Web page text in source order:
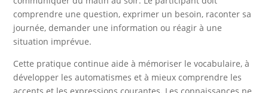
comprendre une question, exprimer un besoin, raconter sa
journée, demander une information ou réagir à une
situation imprévue.
Cette pratique continue aide à mémoriser le vocabulaire, à
développer les automatismes et à mieux comprendre les